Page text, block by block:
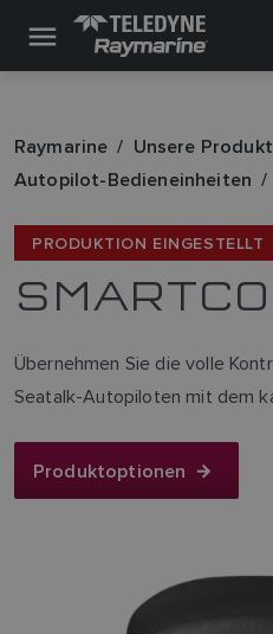
Raymarine Unsere
Autopilot-Bedieneinheiten
PRODUKTION EINGESTELLT
Übernehmen Sie die volle
Seatalk-Autopiloten mit dem
Produktoptionen